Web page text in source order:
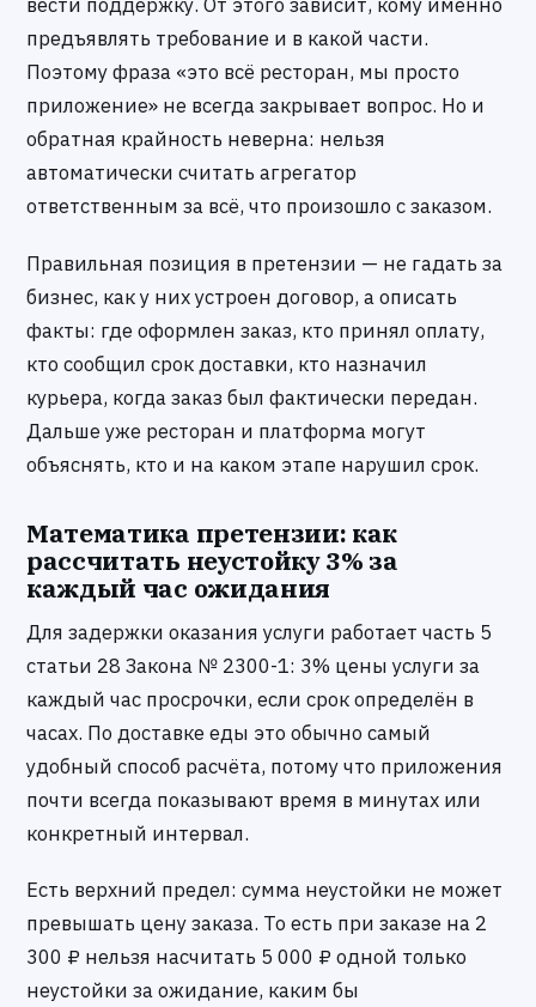
предъявлять требование и в какой части.
Поэтому фраза «это всё ресторан, мы просто
приложение» не всегда закрывает вопрос. Но и
обратная крайность неверна: нельзя
автоматически считать агрегатор
ответственным за всё, что произошло с заказом.
Правильная позиция в претензии — не гадать за
бизнес, как у них устроен договор, а описать
факты: где оформлен заказ, кто принял оплату,
кто сообщил срок доставки, кто назначил
курьера, когда заказ был фактически передан.
Дальше уже ресторан и платформа могут
объяснять, кто и на каком этапе нарушил срок.
Математика претензии: как
рассчитать неустойку 3% за
каждый час ожидания
Для задержки оказания услуги работает часть 5
статьи 28 Закона № 2300-1: 3% цены услуги за
каждый час просрочки, если срок определён в
часах. По доставке еды это обычно самый
удобный способ расчёта, потому что приложения
почти всегда показывают время в минутах или
конкретный интервал.
Есть верхний предел: сумма неустойки не может
превышать цену заказа. То есть при заказе на 2
300 ₽ нельзя насчитать 5 000 ₽ одной только
неустойки за ожидание, каким бы